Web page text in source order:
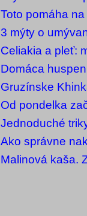
vybrať?
Toto pomáha
3 mýty o
vám zbytočne
Celiakia a pleť:
akné?
Domáca
Gruzínske
Od pondelka
Jednoduché
mali rozhodne
Ako správne
Malinová kaša.